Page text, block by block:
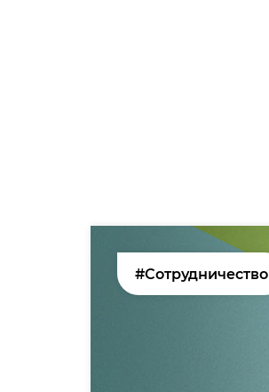
#Сотрудничество